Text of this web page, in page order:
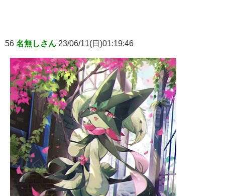
56 名無しさん 23/06/11(日)01:19:46